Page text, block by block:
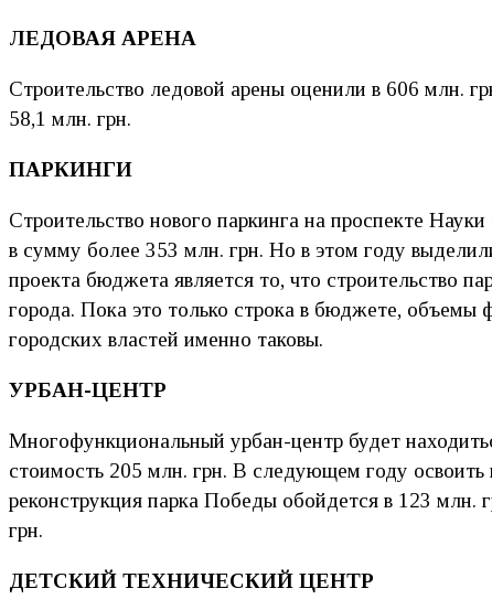
ЛЕДОВАЯ АРЕНА
Строительство ледовой арены оценили в 606 млн.
58,1 млн. грн.
ПАРКИНГИ
Строительство нового паркинга на проспекте
в сумму более 353 млн. грн. Но в этом году
проекта бюджета является то, что строительство
города. Пока это только строка в бюджете, объемы
городских властей именно таковы.
УРБАН-ЦЕНТР
Многофункциональный урбан-центр будет
стоимость 205 млн. грн. В следующем году
реконструкция парка Победы обойдется в 123 млн.
грн.
ДЕТСКИЙ ТЕХНИЧЕСКИЙ ЦЕНТР